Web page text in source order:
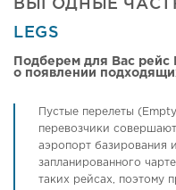
LEGS
Подберем для Вас рейс
о появлении
Пустые перелеты
перевозчики
аэропорт базирования
запланированного
таких рейсах, поэтому